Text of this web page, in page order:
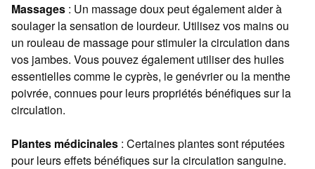
Massages : Un massage doux peut également aider à
soulager la sensation de lourdeur. Utilisez vos mains ou
un rouleau de massage pour stimuler la circulation dans
vos jambes. Vous pouvez également utiliser des huiles
essentielles comme le cyprès, le genévrier ou la menthe
poivrée, connues pour leurs propriétés bénéfiques sur la
circulation.
Plantes médicinales : Certaines plantes sont réputées
pour leurs effets bénéfiques sur la circulation sanguine.